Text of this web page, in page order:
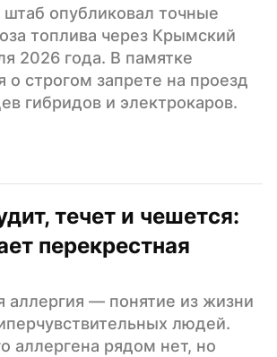
опубликовал точные
топлива через Крымский
2026 года. В памятке
о строгом запрете на проезд
гибридов и электрокаров.
течет и чешется:
перекрестная
аллергия — понятие из жизни
людей.
аллергена рядом нет, но